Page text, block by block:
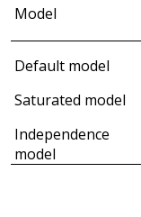
Model
Default model
Saturated model
Independence
model